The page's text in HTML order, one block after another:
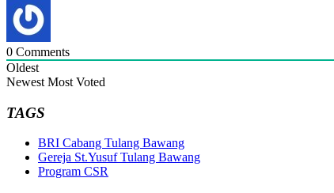
0 Comments
Oldest
Newest Most Voted
TAGS
BRI Cabang Tulang Bawang
Gereja St.Yusuf Tulang Bawang
Program CSR